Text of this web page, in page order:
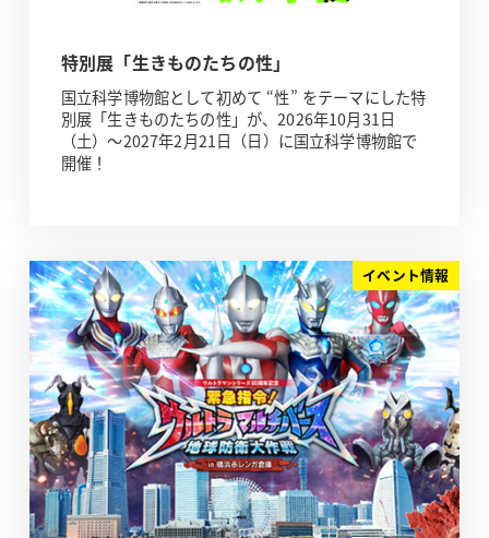
特別展「生きものたちの性」
国立科学博物館として初めて “性” をテーマにした特
別展「生きものたちの性」が、2026年10月31日
（土）～2027年2月21日（日）に国立科学博物館で
開催！
イベント情報